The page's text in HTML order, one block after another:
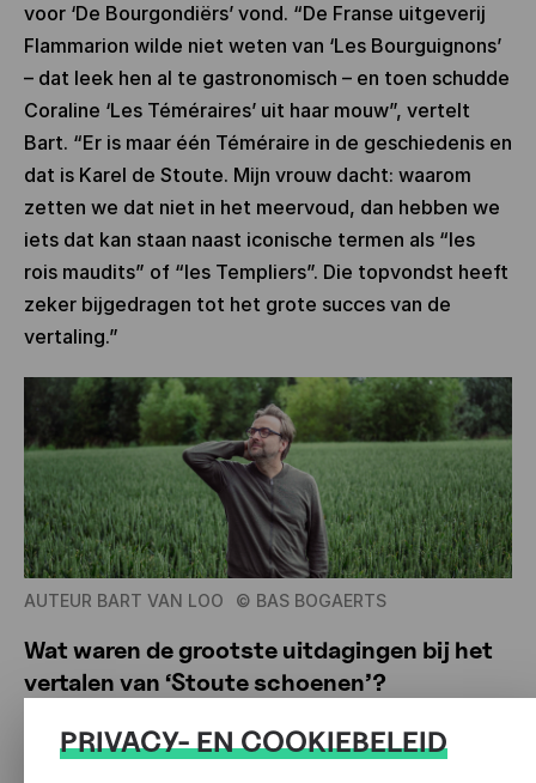
voor ‘De Bourgondiërs’ vond. “De Franse uitgeverij
Flammarion wilde niet weten van ‘Les Bourguignons’
– dat leek hen al te gastronomisch – en toen schudde
Coraline ‘Les Téméraires’ uit haar mouw”, vertelt
Bart. “Er is maar één Téméraire in de geschiedenis en
dat is Karel de Stoute. Mijn vrouw dacht: waarom
zetten we dat niet in het meervoud, dan hebben we
iets dat kan staan naast iconische termen als “les
rois maudits” of “les Templiers”. Die topvondst heeft
zeker bijgedragen tot het grote succes van de
vertaling.”
AUTEUR BART VAN LOO © BAS BOGAERTS
Wat waren de grootste uitdagingen bij het
vertalen van ‘Stoute schoenen’?
Bart: “Het was een bijna atletische onderneming. Er
PRIVACY- EN COOKIEBELEID